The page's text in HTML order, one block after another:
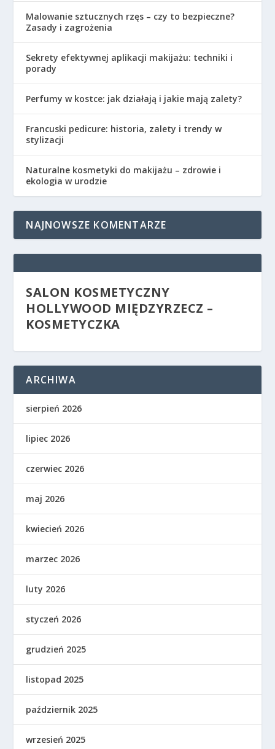
Malowanie sztucznych rzęs – czy to bezpieczne?
Zasady i zagrożenia
Sekrety efektywnej aplikacji makijażu: techniki i
porady
Perfumy w kostce: jak działają i jakie mają zalety?
Francuski pedicure: historia, zalety i trendy w
stylizacji
Naturalne kosmetyki do makijażu – zdrowie i
ekologia w urodzie
NAJNOWSZE KOMENTARZE
SALON KOSMETYCZNY
HOLLYWOOD MIĘDZYRZECZ –
KOSMETYCZKA
ARCHIWA
sierpień 2026
lipiec 2026
czerwiec 2026
maj 2026
kwiecień 2026
marzec 2026
luty 2026
styczeń 2026
grudzień 2025
listopad 2025
październik 2025
wrzesień 2025